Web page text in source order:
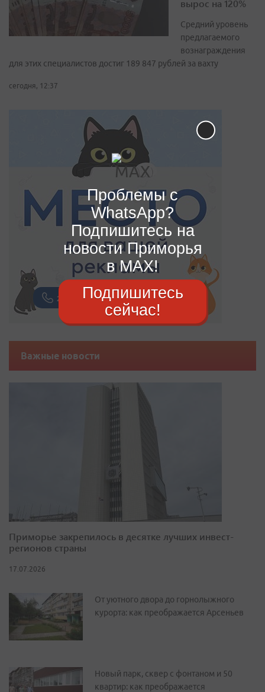
вырос на 120%
Средний уровень
предлагаемого
вознаграждения
для этих специалистов достиг 189 847 рублей за вахту
сегодня, 12:37
Важные новости
Приморье закрепилось в десятке лучших инвест-
регионов страны
17.07.2026
От уютного двора до горнолыжного
курорта: как преображается Арсеньев
Новый парк, сквер с фонтаном и 50
квартир: как преображается
Проблемы с
WhatsApp?
Подпишитесь на
новости Приморья
в MAX!
Подпишитесь
сейчас!